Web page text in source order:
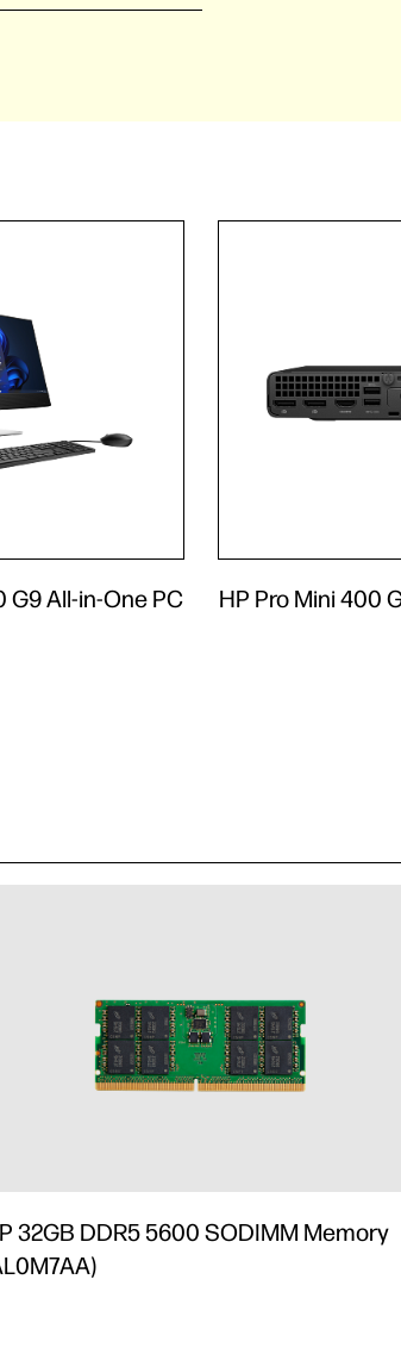
G9 All-in-One PC HP Pro Mini 400
32GB DDR5 5600 SODIMM Memory